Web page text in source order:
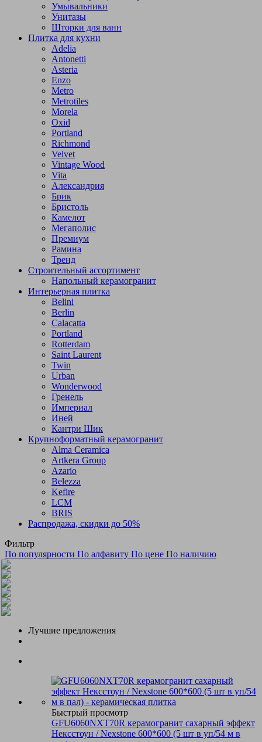
Умывальники
Унитазы
Шторки для ванн
Плитка для кухни
Adelia
Antonetti
Asteria
Enzo
Metro
Metrotiles
Morela
Oxid
Portland
Richmond
Velvet
Vintage Wood
Vita
Александрия
Брик
Бристоль
Камелот
Мегаполис
Премиум
Рамина
Тренд
Строительный ассортимент
Напольный керамогранит
Интерьерная плитка
Belini
Berlin
Calacatta
Portland
Rotterdam
Saint Laurent
Twin
Urban
Wonderwood
Гренель
Империал
Иней
Кантри Шик
Крупноформатный керамогранит
Alma Ceramica
Artkera Group
Azario
Belezza
Kefire
LCM
BRIS
Распродажа, скидки до 50%
Фильтр
По популярности По алфавиту По цене По наличию
Лучшие предложения
Быстрый просмотр
GFU6060NXT70R керамогранит сахарный эффект
Нексстоун / Nexstone 600*600 (5 шт в уп/54 м в